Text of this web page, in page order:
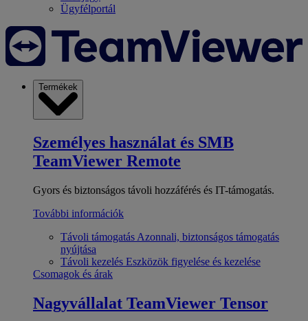
Ügyfélportál
Termékek
Személyes használat és SMB
TeamViewer Remote
Gyors és biztonságos távoli hozzáférés és IT-támogatás.
További információk
Távoli támogatás Azonnali, biztonságos támogatás
nyújtása
Távoli kezelés Eszközök figyelése és kezelése
Csomagok és árak
Nagyvállalat TeamViewer Tensor